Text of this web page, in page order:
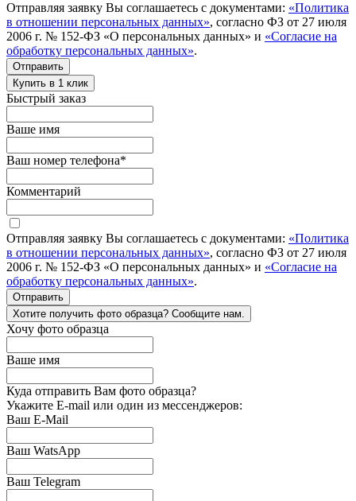
Отправляя заявку Вы соглашаетесь с документами: «Политика
в отношении персональных данных», согласно ФЗ от 27 июля
2006 г. № 152-ФЗ «О персональных данных» и «Согласие на
обработку персональных данных».
Отправить
Купить в 1 клик
Быстрый заказ
Ваше имя
Ваш номер телефона*
Комментарий
Отправляя заявку Вы соглашаетесь с документами: «Политика
в отношении персональных данных», согласно ФЗ от 27 июля
2006 г. № 152-ФЗ «О персональных данных» и «Согласие на
обработку персональных данных».
Отправить
Хотите получить фото образца? Сообщите нам.
Хочу фото образца
Ваше имя
Куда отправить Вам фото образца?
Укажите E-mail или один из мессенджеров:
Ваш E-Mail
Ваш WatsApp
Ваш Telegram